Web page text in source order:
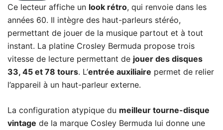
Ce lecteur affiche un look rétro, qui renvoie dans les
années 60. Il intègre des haut-parleurs stéréo,
permettant de jouer de la musique partout et à tout
instant. La platine Crosley Bermuda propose trois
vitesse de lecture permettant de jouer des disques
33, 45 et 78 tours. L’entrée auxiliaire permet de relier
l’appareil à un haut-parleur externe.
La configuration atypique du meilleur tourne-disque
vintage de la marque Cosley Bermuda lui donne une